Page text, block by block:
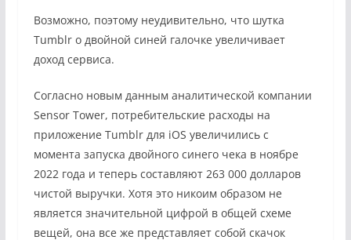
Возможно, поэтому неудивительно, что шутка
Tumblr о двойной синей галочке увеличивает
доход сервиса.
Согласно новым данным аналитической компании
Sensor Tower, потребительские расходы на
приложение Tumblr для iOS увеличились с
момента запуска двойного синего чека в ноябре
2022 года и теперь составляют 263 000 долларов
чистой выручки. Хотя это никоим образом не
является значительной цифрой в общей схеме
вещей, она все же представляет собой скачок